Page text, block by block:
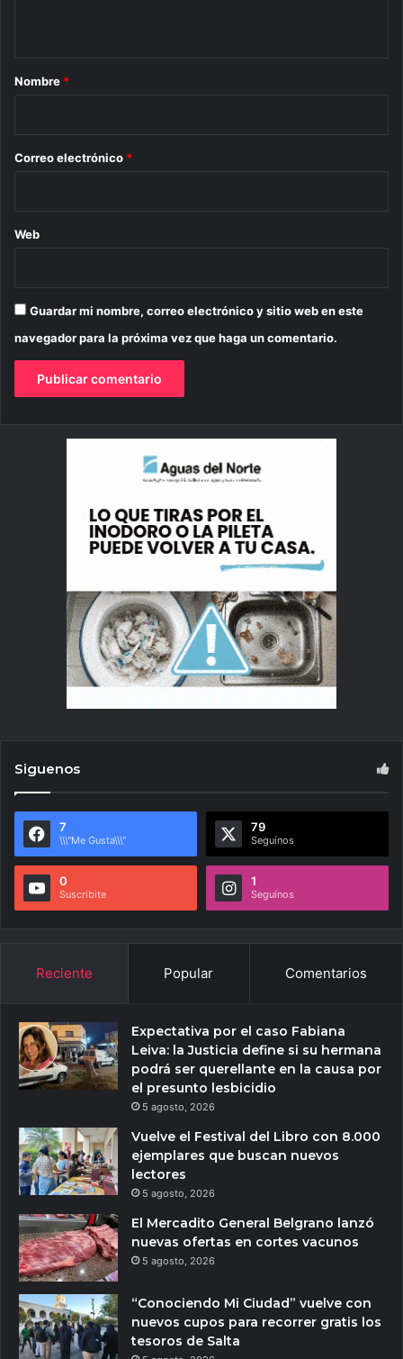
r
*
Nombre *
Correo electrónico *
Web
Guardar mi nombre, correo electrónico y sitio web en este
navegador para la próxima vez que haga un comentario.
Siguenos
7
\\\"Me Gusta\\\"
79
Seguínos
0
Suscribite
1
Seguínos
Reciente Popular Comentarios
Expectativa por el caso Fabiana
Leiva: la Justicia define si su hermana
podrá ser querellante en la causa por
el presunto lesbicidio
5 agosto, 2026
Vuelve el Festival del Libro con 8.000
ejemplares que buscan nuevos
lectores
5 agosto, 2026
El Mercadito General Belgrano lanzó
nuevas ofertas en cortes vacunos
5 agosto, 2026
“Conociendo Mi Ciudad” vuelve con
nuevos cupos para recorrer gratis los
tesoros de Salta